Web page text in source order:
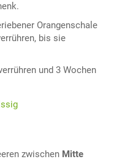
Orangenschale
bis sie
und 3 Wochen
zwischen Mitte